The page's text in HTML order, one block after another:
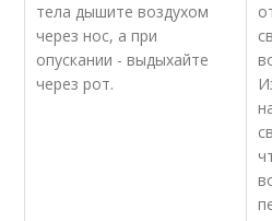
тела дышите воздухом
через нос, а при
опускании - выдыхайте
через рот.